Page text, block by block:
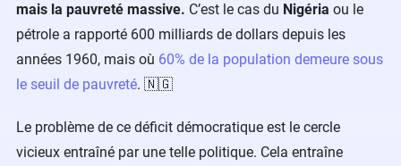
mais la pauvreté massive. C’est le cas du Nigéria ou le
pétrole a rapporté 600 milliards de dollars depuis les
années 1960, mais où 60% de la population demeure sous
le seuil de pauvreté. 🇳🇬
Le problème de ce déficit démocratique est le cercle
vicieux entraîné par une telle politique. Cela entraîne